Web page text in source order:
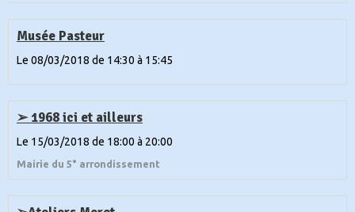
Musée Pasteur
Le 08/03/2018 de 14:30 à 15:45
➢ 1968 ici et ailleurs
Le 15/03/2018 de 18:00 à 20:00
Mairie du 5° arrondissement